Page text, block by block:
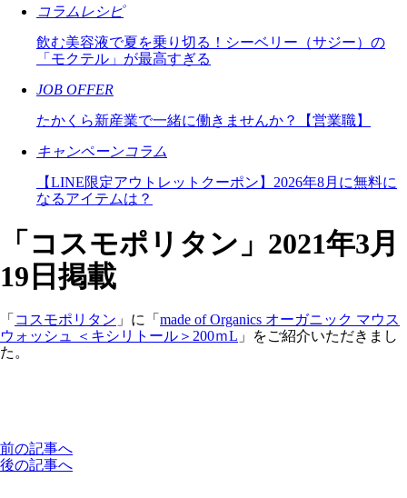
コラムレシピ
飲む美容液で夏を乗り切る！シーベリー（サジー）の
「モクテル」が最高すぎる
JOB OFFER
たかくら新産業で一緒に働きませんか？【営業職】
キャンペーンコラム
【LINE限定アウトレットクーポン】2026年8月に無料に
なるアイテムは？
「コスモポリタン」2021年3月
19日掲載
「 コスモポリタン 」に「 made of Organics オーガニック マウス
ウォッシュ ＜キシリトール＞200ｍL 」をご紹介いただきまし
た。
前の記事へ
後の記事へ